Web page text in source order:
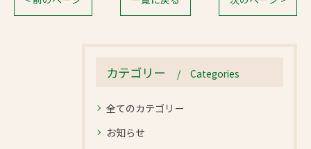
カテゴリー Categories
全てのカテゴリー
お知らせ